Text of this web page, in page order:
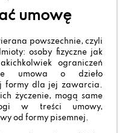
umowę
powszechnie, czyli
osoby fizyczne jak
ograniczeń
umowa o dzieło
formy dla jej zawarcia.
życzenie, mogą same
w treści umowy,
od formy pisemnej.